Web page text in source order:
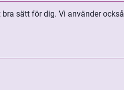
sätt för dig. Vi använder också